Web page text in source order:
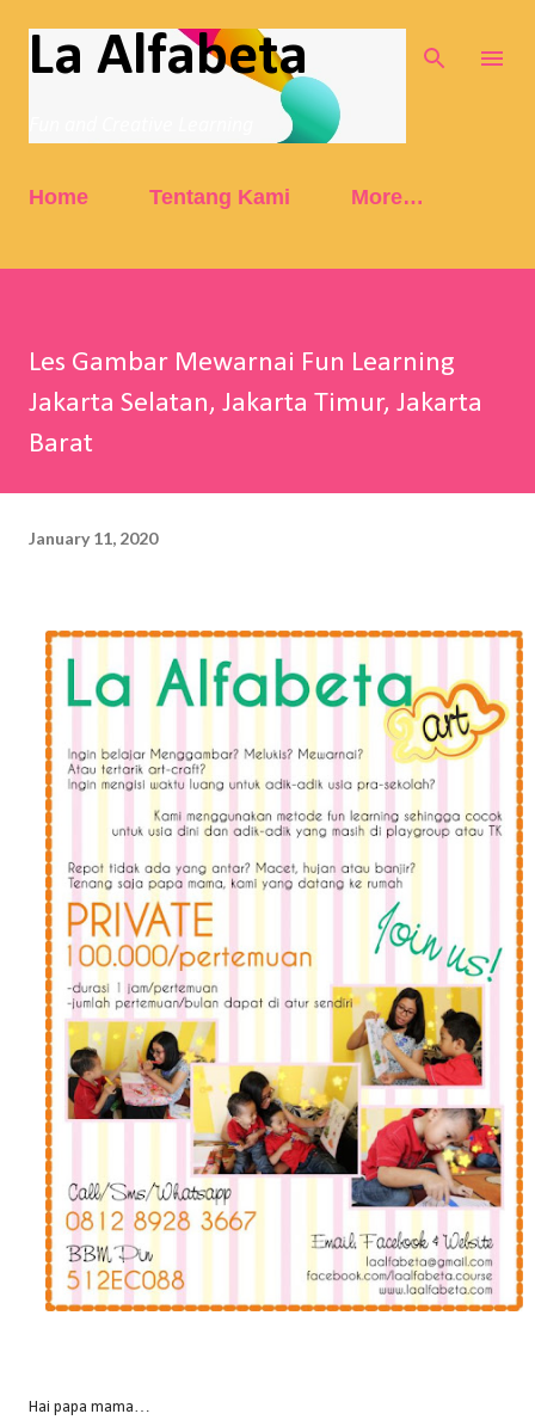
Skip to main content
La Alfabeta
Home Tentang Kami More…
Les Gambar Mewarnai Fun Learning
Jakarta Selatan, Jakarta Timur, Jakarta
Barat
January 11, 2020
Hai papa mama…